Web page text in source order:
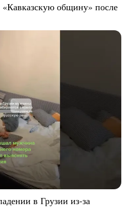
«Кавказскую общину» после
в Грузии из-за